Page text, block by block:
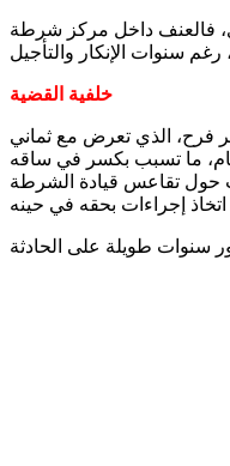
فالعنف داخل مركز شرطة
خلفية القضية
شارك فيها مئات المتظاهرين. أثناء تفريق المظاهرة، اعتقلت الشرطة 21 شخصًا، بينهم جعفر فرح، الذي تعرض مع ثماني
حول تقاعس قيادة الشرطة